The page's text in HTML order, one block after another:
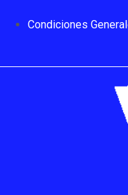
Condiciones